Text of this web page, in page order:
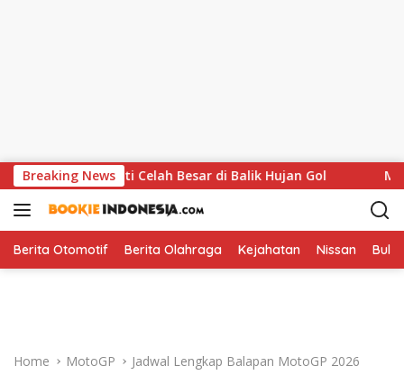
k
p
o
Breaking News
Soroti Celah Besar di Balik Hujan Gol MotoGP
Berita Otomotif Berita Olahraga Kejahatan Nissan
Home MotoGP Jadwal Lengkap Balapan MotoGP 2026